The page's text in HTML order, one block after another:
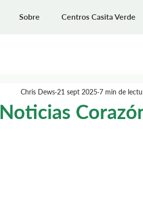
Sobre Centros Casita Verde
Noticias
Chris Dews 21 sept 2025 7 min de